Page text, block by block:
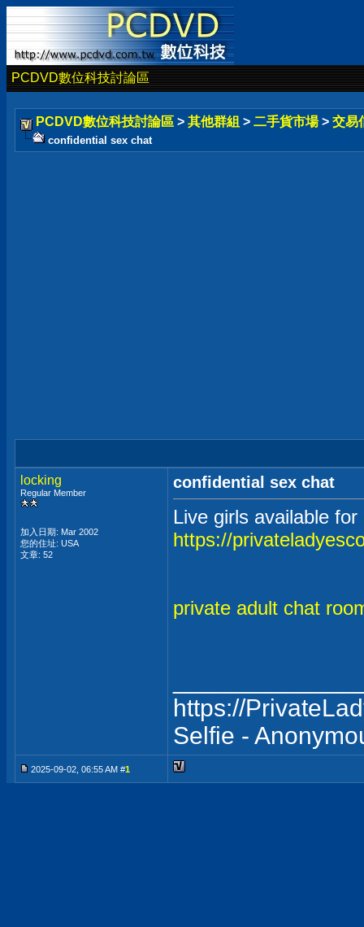
PCDVD數位科技討論區
PCDVD數位科技討論區 > 其他群組 > 二手貨市場 > 交易
confidential sex chat
locking
Regular Member
加入日期: Mar 2002
您的住址: USA
文章: 52
confidential sex chat
Live girls available
https://
private adult chat
https://
Selfie -
2025-09-02, 06:55 AM #1